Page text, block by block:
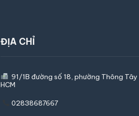
ĐỊA CHỈ
91/1B đường số 18, phường Thông Tây
HCM
02838687667